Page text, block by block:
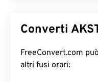
Converti
FreeConvert.com
altri fusi orari: